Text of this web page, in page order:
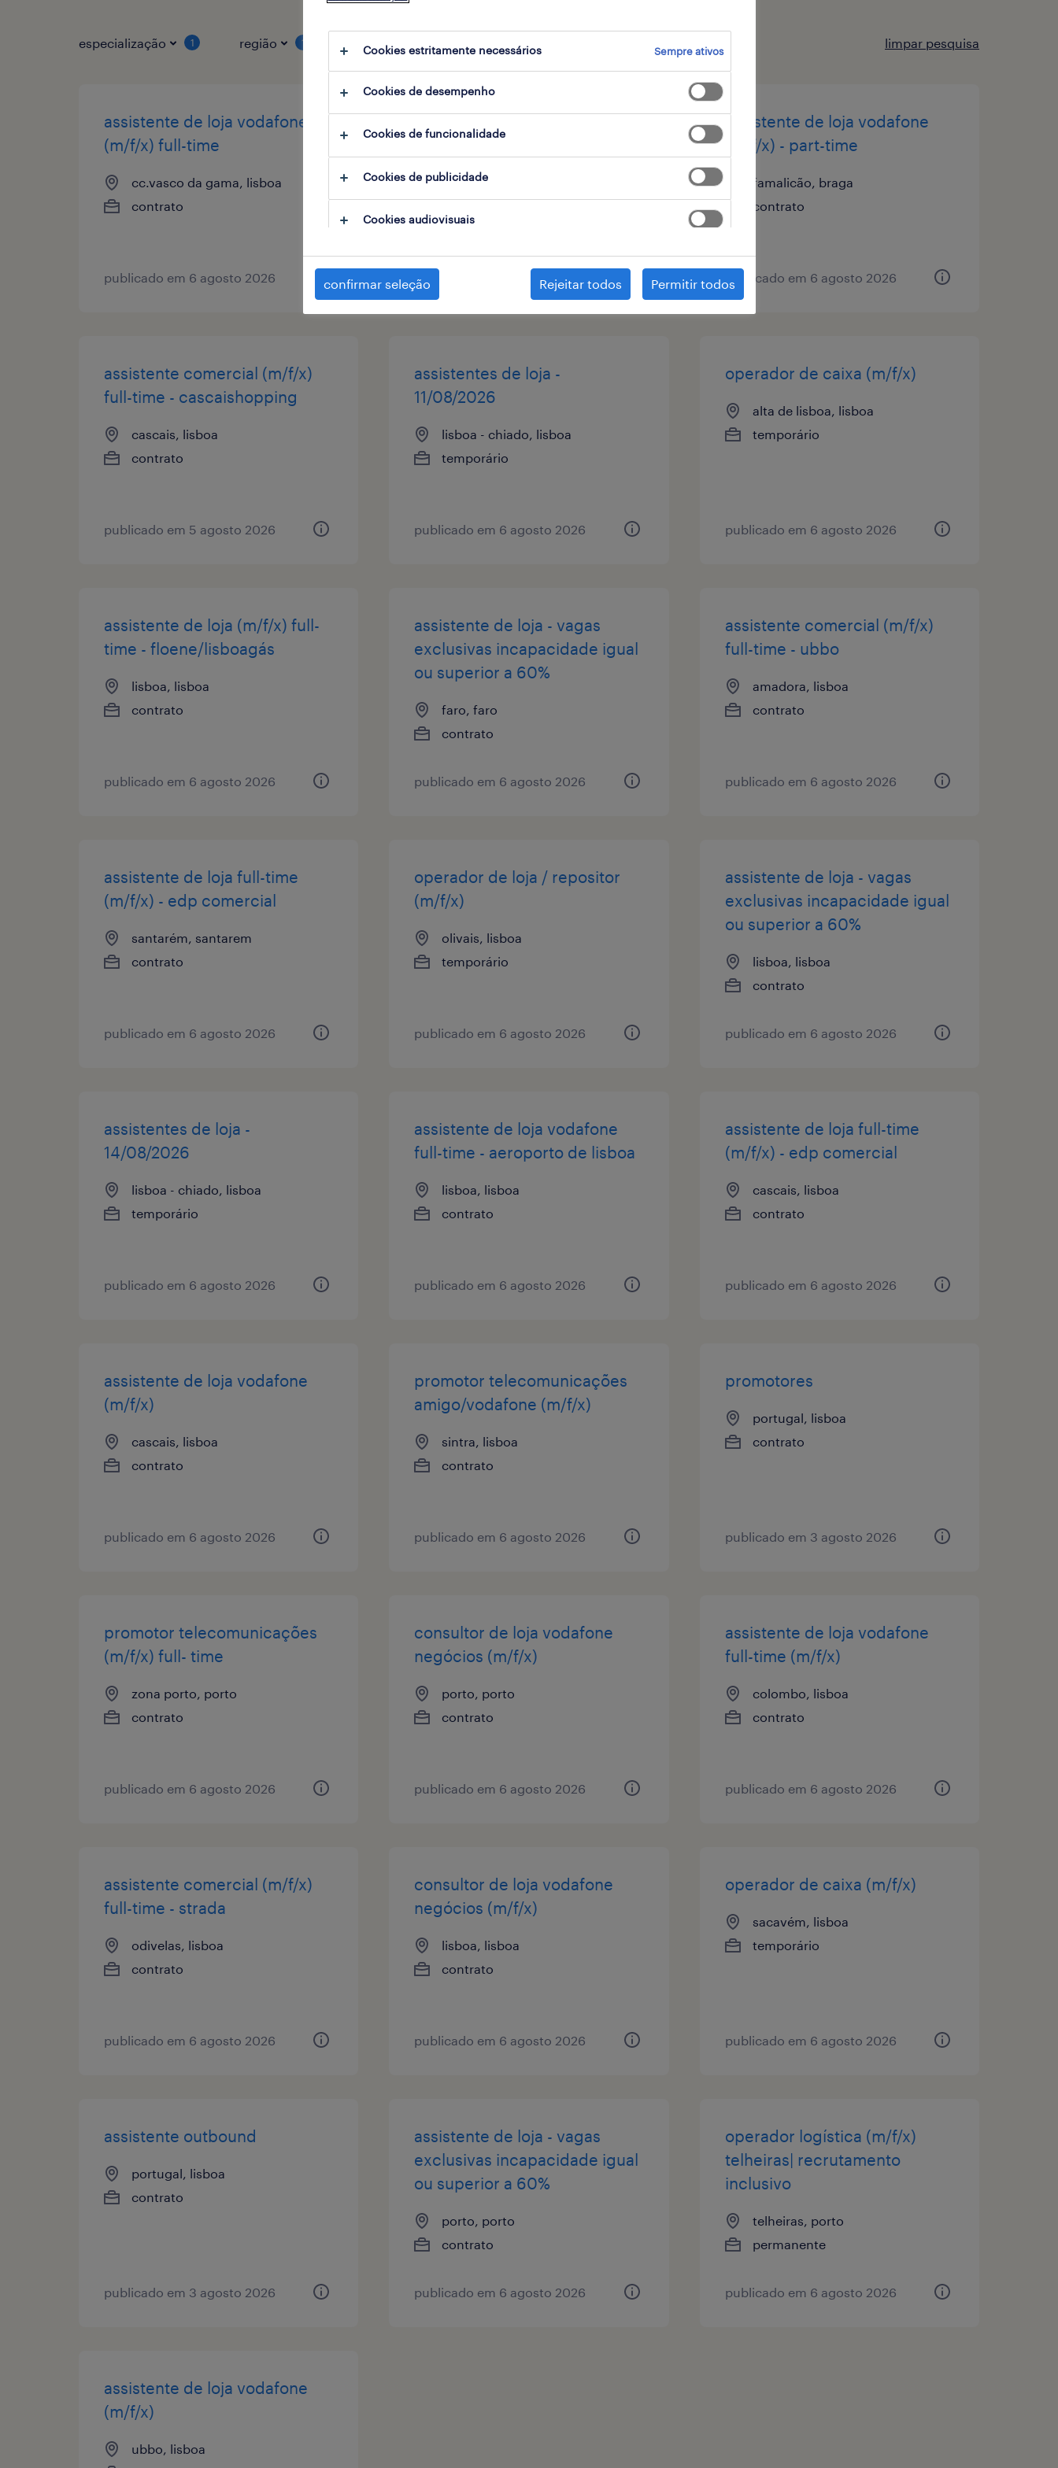
especialização 1 região 1 tipo de contrato limpar pesquisa
assistente de loja vodafone
(m/f/x) full-time
cc.vasco da gama, lisboa
contrato
publicado em 6 agosto 2026
algarve
publicado em 6 agosto 2026
assistente de loja vodafone
(m/f/x) - part-time
famalicão, braga
contrato
publicado em 6 agosto 2026
assistente comercial (m/f/x)
full-time - cascaishopping
cascais, lisboa
contrato
publicado em 5 agosto 2026
assistentes de loja -
11/08/2026
lisboa - chiado, lisboa
temporário
publicado em 6 agosto 2026
operador de caixa (m/f/x)
alta de lisboa, lisboa
temporário
publicado em 6 agosto 2026
assistente de loja (m/f/x) full-
time - floene/lisboagás
lisboa, lisboa
contrato
publicado em 6 agosto 2026
assistente de loja - vagas
exclusivas incapacidade igual
ou superior a 60%
faro, faro
contrato
publicado em 6 agosto 2026
assistente comercial (m/f/x)
full-time - ubbo
amadora, lisboa
contrato
publicado em 6 agosto 2026
assistente de loja full-time
(m/f/x) - edp comercial
santarém, santarem
contrato
publicado em 6 agosto 2026
operador de loja / repositor
(m/f/x)
olivais, lisboa
temporário
publicado em 6 agosto 2026
assistente de loja - vagas
exclusivas incapacidade igual
ou superior a 60%
lisboa, lisboa
contrato
publicado em 6 agosto 2026
assistentes de loja -
14/08/2026
lisboa - chiado, lisboa
temporário
publicado em 6 agosto 2026
assistente de loja vodafone
full-time - aeroporto de lisboa
lisboa, lisboa
contrato
publicado em 6 agosto 2026
assistente de loja full-time
(m/f/x) - edp comercial
cascais, lisboa
contrato
publicado em 6 agosto 2026
assistente de loja vodafone
(m/f/x)
cascais, lisboa
contrato
publicado em 6 agosto 2026
promotor telecomunicações
amigo/vodafone (m/f/x)
sintra, lisboa
contrato
publicado em 6 agosto 2026
promotores
portugal, lisboa
contrato
publicado em 3 agosto 2026
promotor telecomunicações
(m/f/x) full- time
zona porto, porto
contrato
publicado em 6 agosto 2026
consultor de loja vodafone
negócios (m/f/x)
porto, porto
contrato
publicado em 6 agosto 2026
assistente de loja vodafone
full-time (m/f/x)
colombo, lisboa
contrato
publicado em 6 agosto 2026
assistente comercial (m/f/x)
full-time - strada
odivelas, lisboa
contrato
publicado em 6 agosto 2026
consultor de loja vodafone
negócios (m/f/x)
lisboa, lisboa
contrato
publicado em 6 agosto 2026
operador de caixa (m/f/x)
sacavém, lisboa
temporário
publicado em 6 agosto 2026
assistente outbound
portugal, lisboa
contrato
publicado em 3 agosto 2026
assistente de loja - vagas
exclusivas incapacidade igual
ou superior a 60%
porto, porto
contrato
publicado em 6 agosto 2026
operador logística (m/f/x)
telheiras| recrutamento
inclusivo
telheiras, porto
permanente
publicado em 6 agosto 2026
assistente de loja vodafone
(m/f/x)
ubbo, lisboa
Cookies estritamente necessários Sempre ativos
Cookies de desempenho
Cookies de funcionalidade
Cookies de publicidade
Cookies audiovisuais
confirmar seleção Rejeitar todos Permitir todos